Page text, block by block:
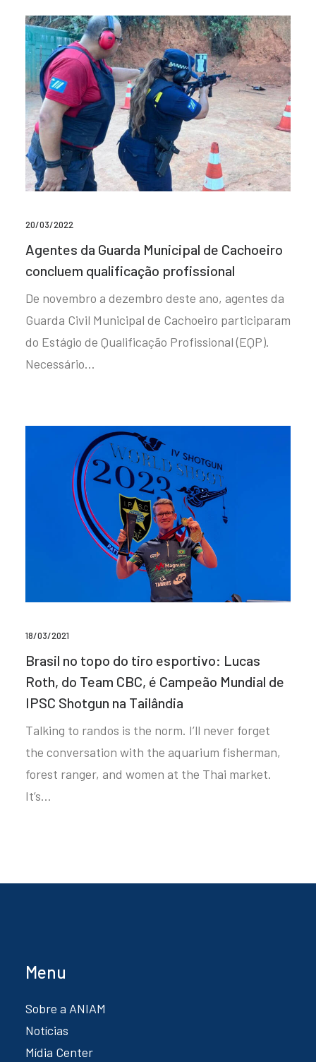
20/03/2022
Agentes da Guarda Municipal de Cachoeiro
concluem qualificação profissional
De novembro a dezembro deste ano, agentes da
Guarda Civil Municipal de Cachoeiro participaram
do Estágio de Qualificação Profissional (EQP).
Necessário…
18/03/2021
Brasil no topo do tiro esportivo: Lucas
Roth, do Team CBC, é Campeão Mundial de
IPSC Shotgun na Tailândia
Talking to randos is the norm. I’ll never forget
the conversation with the aquarium fisherman,
forest ranger, and women at the Thai market.
It’s…
Menu
Sobre a ANIAM
Notícias
Mídia Center